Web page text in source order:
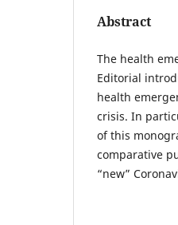
Abstract
The health
Editorial
health
crisis. In
of this
comparative
“new”